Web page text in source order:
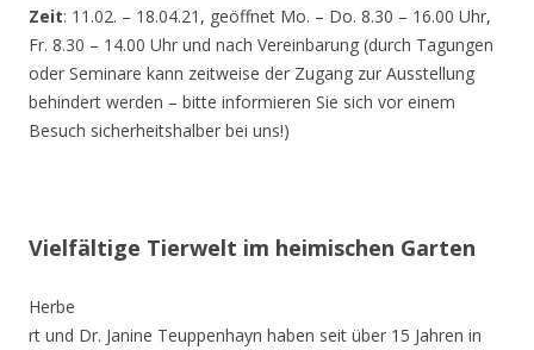
Zeit: 11.02. – 18.04.21, geöffnet Mo. – Do. 8.30 – 16.00 Uhr,
Fr. 8.30 – 14.00 Uhr und nach Vereinbarung (durch Tagungen
oder Seminare kann zeitweise der Zugang zur Ausstellung
behindert werden – bitte informieren Sie sich vor einem
Besuch sicherheitshalber bei uns!)
Vielfältige Tierwelt im heimischen Garten
Herbe
rt und Dr. Janine Teuppenhayn haben seit über 15 Jahren in